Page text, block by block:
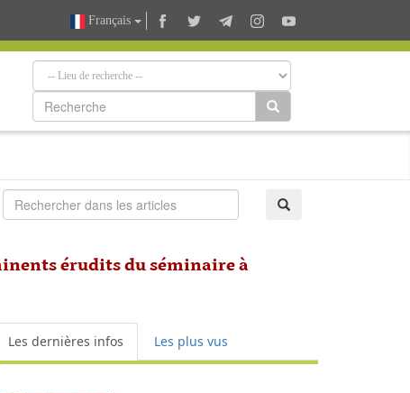
Français
érudits du séminaire à
Les dernières infos Les plus vus